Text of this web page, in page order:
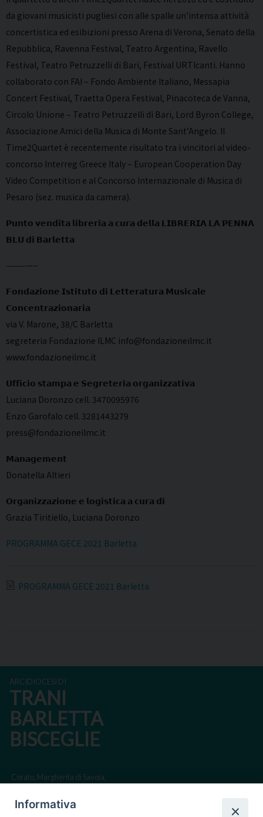
da giovani musicisti pugliesi con alle spalle un’intensa attività
concertistica ed esibizioni presso Arena di Verona, Senato della
Repubblica, Ravenna Festival, Teatro Argentina, Ravello
Festival, Teatro Petruzzelli di Bari, Festival URTIcanti. Hanno
collaborato con FAI – Fondo Ambiente Italiano, Messapia
Concert Festival, Traetta Opera Festival, Pinacoteca de Vanna,
Circolo Unione – Teatro Petruzzelli di Bari, Lord Byron College,
Associazione Amici della Musica di Monte Sant’Angelo. Il
Time2Quartet è recentemente risultato tra i vincitori al video-
concorso Interreg Greece Italy – European Cooperation Day
Video Competition e al Concorso Internazionale di Musica di
Pesaro (sez. musica da camera).
𝗣𝘂𝗻𝘁𝗼 𝘃𝗲𝗻𝗱𝗶𝘁𝗮 𝗹𝗶𝗯𝗿𝗲𝗿𝗶𝗮 𝗮 𝗰𝘂𝗿𝗮 𝗱𝗲𝗹𝗹𝗮 𝗟𝗜𝗕𝗥𝗘𝗥𝗜𝗔 𝗟𝗔 𝗣𝗘𝗡𝗡𝗔
𝗕𝗟𝗨 𝗱𝗶 𝗕𝗮𝗿𝗹𝗲𝘁𝘁𝗮
————–
𝗙𝗼𝗻𝗱𝗮𝘇𝗶𝗼𝗻𝗲 𝗜𝘀𝘁𝗶𝘁𝘂𝘁𝗼 𝗱𝗶 𝗟𝗲𝘁𝘁𝗲𝗿𝗮𝘁𝘂𝗿𝗮 𝗠𝘂𝘀𝗶𝗰𝗮𝗹𝗲
𝗖𝗼𝗻𝗰𝗲𝗻𝘁𝗿𝗮𝘇𝗶𝗼𝗻𝗮𝗿𝗶𝗮
via V. Marone, 38/C Barletta
segreteria Fondazione ILMC info@fondazioneilmc.it
www.fondazioneilmc.it
𝗨𝗳𝗳𝗶𝗰𝗶𝗼 𝘀𝘁𝗮𝗺𝗽𝗮 𝗲 𝗦𝗲𝗴𝗿𝗲𝘁𝗲𝗿𝗶𝗮 𝗼𝗿𝗴𝗮𝗻𝗶𝘇𝘇𝗮𝘁𝗶𝘃𝗮
Luciana Doronzo cell. 3470095976
Enzo Garofalo cell. 3281443279
press@fondazioneilmc.it
𝗠𝗮𝗻𝗮𝗴𝗲𝗺𝗲𝗻𝘁
Donatella Altieri
𝗢𝗿𝗴𝗮𝗻𝗶𝘇𝘇𝗮𝘇𝗶𝗼𝗻𝗲 𝗲 𝗹𝗼𝗴𝗶𝘀𝘁𝗶𝗰𝗮 𝗮 𝗰𝘂𝗿𝗮 𝗱𝗶
Grazia Tiritiello, Luciana Doronzo
PROGRAMMA GECE 2021 Barletta
PROGRAMMA GECE 2021 Barletta
ARCIDIOCESI DI
TRANI
BARLETTA
BISCEGLIE
Corato, Margherita di Savoia,
Informativa